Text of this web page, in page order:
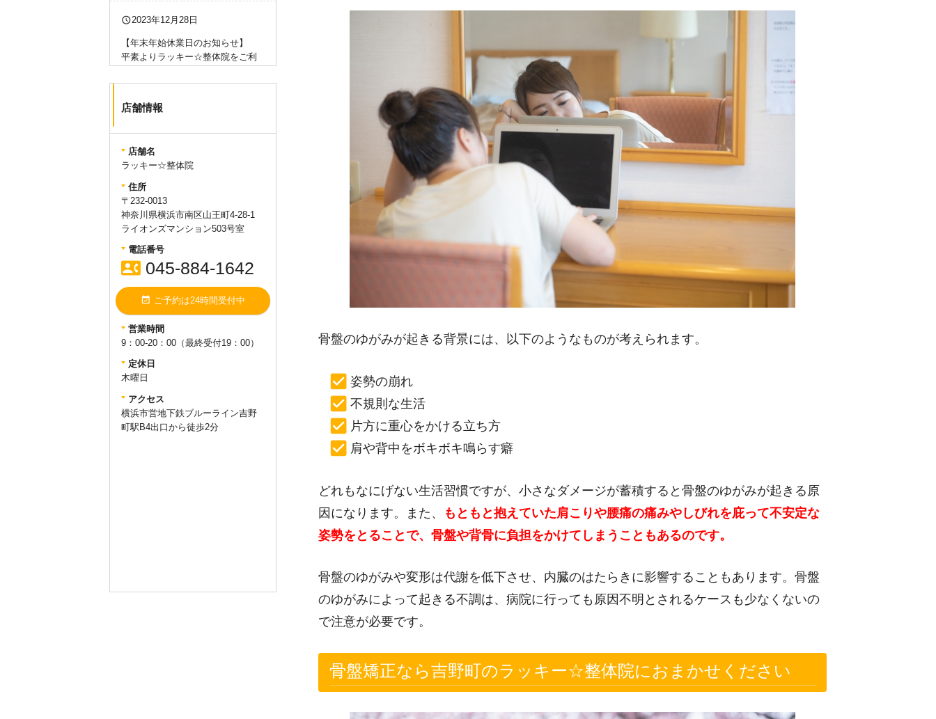
骨盤のゆがみが起きる背景には、以下のようなものが考えられます。
姿勢の崩れ
不規則な生活
片方に重心をかける立ち方
肩や背中をボキボキ鳴らす癖
どれもなにげない生活習慣ですが、小さなダメージが蓄積すると骨盤のゆがみが起きる原
因になります。また、
もともと抱えていた肩こりや腰痛の痛みやしびれを庇って不安定な
姿勢をとることで、骨盤や背骨に負担をかけてしまうこともあるのです。
骨盤のゆがみや変形は代謝を低下させ、内臓のはたらきに影響することもあります。骨盤
のゆがみによって起きる不調は、病院に行っても原因不明とされるケースも少なくないの
で注意が必要です。
骨盤矯正なら吉野町のラッキー☆整体院におまかせください
query_builder2023年12月28日
【年末年始休業日のお知らせ】
平素よりラッキー☆整体院をご利
す。令和5年12月30日（土）～令和
ていただきます。
が宜しくお願い致します。
query_builder2022年12月26日
【年末年始休業日のお知らせ】
平素よりラッキー☆整体院をご利
用いただきありがとうございま
す。令和4年12月29日（木）～令和
5年1月3日（火）までお休みとさせ
ていただきます。
新年は1月4日（水）から通常営業
いたします。ご不便をおかけ致し
ますが宜しくお願い致します。
query_builder2021年12月28日
平素よりラッキー
用いただきありがとうございます
。
query_builder2021年4月27日
店舗情報
店舗名
ラッキー☆整体院
住所
〒232-0013
神奈川県横浜市南区山王町4-28-1
ライオンズマンション503号室
電話番号
contact_phone 045-884-1642
event_available ご予約は24時間受付中
営業時間
9：00-20：00（最終受付19：00）
定休日
木曜日
アクセス
横浜市営地下鉄ブルーライン吉野
町駅B4出口から徒歩2分